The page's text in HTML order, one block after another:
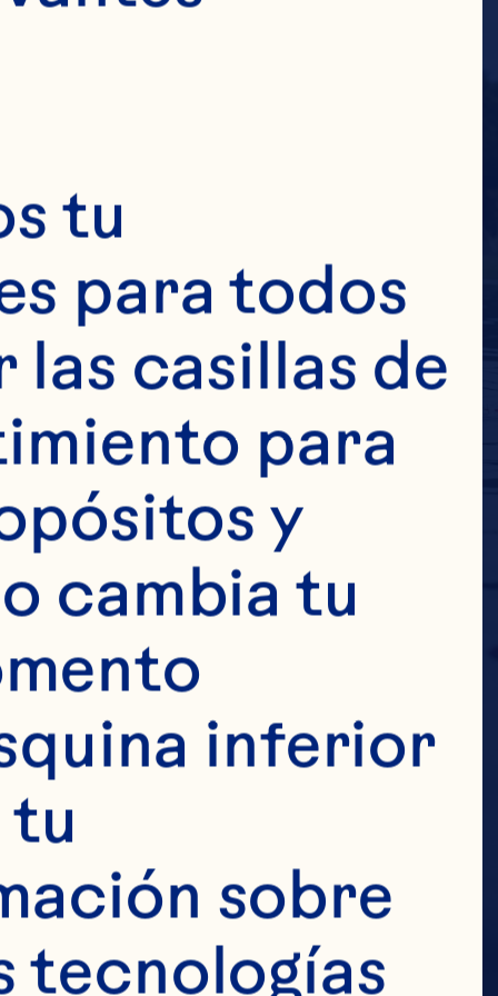
tu
para todos
las casillas de
para
y
cambia tu
inferior
tu
sobre
tecnologías